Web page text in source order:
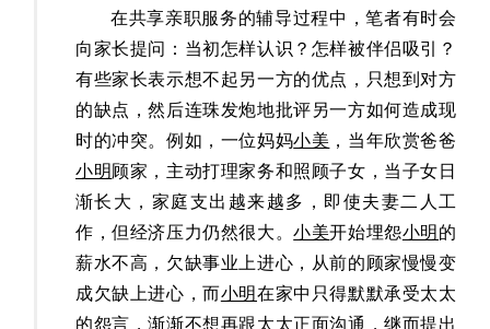
在共享亲职服务的辅导过程中，笔者有时会
向家长提问：当初怎样认识？怎样被伴侣吸引？
有些家长表示想不起另一方的优点，只想到对方
的缺点，然后连珠发炮地批评另一方如何造成现
时的冲突。例如，一位妈妈小美 ，当年欣赏爸爸
小明 顾家，主动打理家务和照顾子女，当子女日
渐长大，家庭支出越来越多，即使夫妻二人工
作，但经济压力仍然很大。小美开始埋怨小明 的
薪水不高，欠缺事业上进心，从前的顾家慢慢变
成欠缺上进心，而小明在家中只得默默承受太太
的怨言，渐渐不想再跟太太正面沟通，继而提出